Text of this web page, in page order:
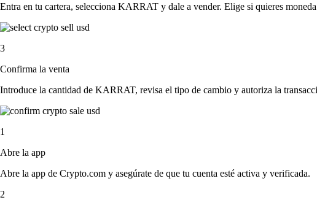
Entra en tu cartera, selecciona KARRAT y dale a vender. Elige si quieres
3
Confirma la venta
Introduce la cantidad de KARRAT, revisa el tipo de cambio y autoriza la
1
Abre la app
Abre la app de Crypto.com y asegúrate de que tu cuenta esté activa y verificada.
2